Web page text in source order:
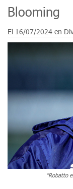
Blooming
El 16/07/2024 en
"Robatto